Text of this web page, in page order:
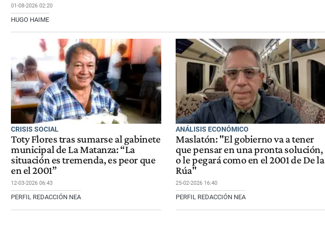
01-08-2026 02:20
HUGO HAIME
CRISIS SOCIAL
Toty Flores tras sumarse al gabinete
municipal de La Matanza: “La
situación es tremenda, es peor que
en el 2001”
12-03-2026 06:43
PERFIL REDACCIÓN NEA
ANÁLISIS ECONÓMICO
Maslatón: "El gobierno va a tener
que pensar en una pronta solución,
o le pegará como en el 2001 de De la
Rúa"
25-02-2026 16:40
PERFIL REDACCIÓN NEA